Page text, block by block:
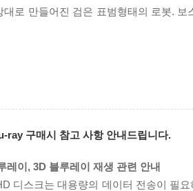
대로 만들어진 검은 표범형태의 로봇.
ray 구매시 참고 사항 안내드립니다.
레이, 3D 블루레이 재생 관련 안내
디스크는 대용량의 데이터 전송이 필